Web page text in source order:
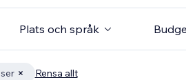
Plats och språk
Rensa allt